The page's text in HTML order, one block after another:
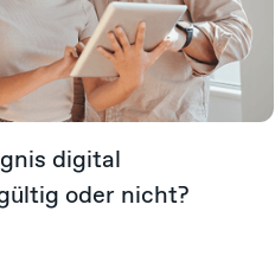
digital
oder nicht?